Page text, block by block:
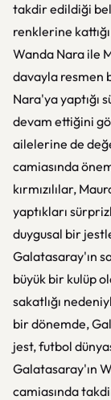
takdir edildiği
renklerine
Wanda Nara ile
davayla resmen
Nara'ya yaptığı
devam ettiğini
ailelerine de
camiasında
kırmızılılar,
yaptıkları
duygusal bir
Galatasaray'ın
büyük bir kulüp
sakatlığı
bir dönemde,
jest, futbol
Galatasaray'ın
camiasında